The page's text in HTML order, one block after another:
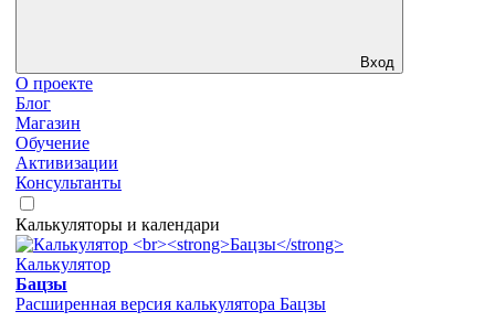
Вход
О проекте
Блог
Магазин
Обучение
Активизации
Консультанты
Калькуляторы и календари
Калькулятор
Бацзы
Расширенная версия калькулятора Бацзы